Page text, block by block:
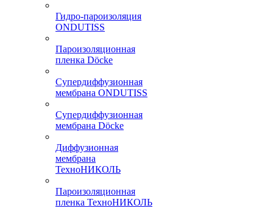
Гидро-пароизоляция
ONDUTISS
Пароизоляционная
пленка Döcke
Супердиффузионная
мембрана ONDUTISS
Супердиффузионная
мембрана Döcke
Диффузионная
мембрана
ТехноНИКОЛЬ
Пароизоляционная
пленка ТехноНИКОЛЬ